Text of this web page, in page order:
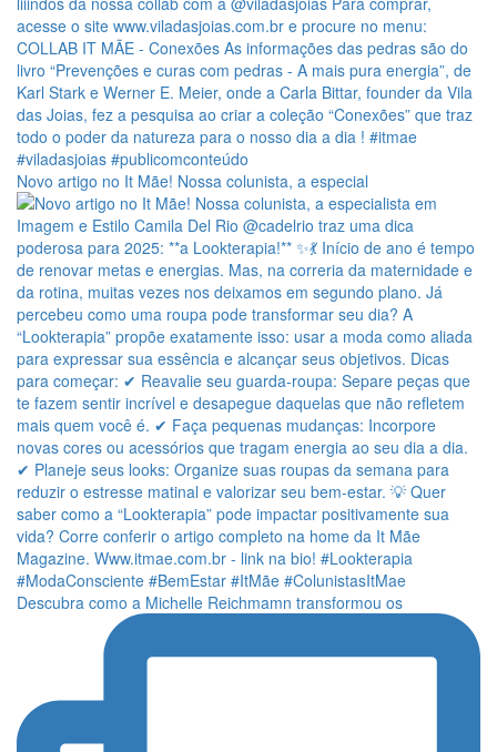
Novo artigo no It Mãe! Nossa colunista, a especial
Descubra como a Michelle Reichmamn transformou os